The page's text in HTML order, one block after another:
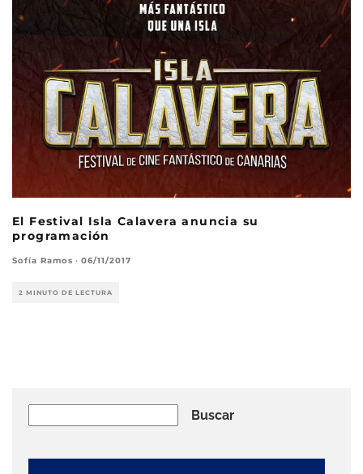
El Festival Isla Calavera anuncia su
programación
Sofía Ramos · 06/11/2017
2 MINUTO DE LECTURA
Buscar